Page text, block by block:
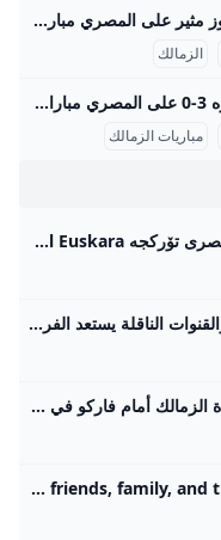
الزمالك يستعيد الصدارة بفوز مثير على المصري مباراة الزمالك أمام المصري البورسعيدي التي أقيمت على ملعب برج العرب بالإسكندرية ضمن الجولة السادسة من الدوري المصري الممتاز كانت مباراة مفصلية وحاسمة في منافسات الدوري هذا الموسم. شهد اللقاء تنافساً قوياً وأداءً فنياً عالياً من الفريقين، حيث دخل الزمالك اللقاء بقوة واضحة، وافتتح التسجيل في الدقيقة 30 عن طريق المهاجم الفلسطيني عدي الدباغ، بعد تلقيه تمريرة عرضية من ناصر ماهر ارتطمت بقدم مدافع المصري قبل أن تسكن الشباك. الزمالك كاد أن يضاعف النتيجة في الدقيقة 40 برأسية من ناصر ماهر التي مرت بجوار القائم، لينتهي الشوط الأول بتقدم الأبيض بهدف نظيف.
الزمالك
الزمالك يتصدر الدوري بفوزه 3-0 على المصري مباراة الزمالك في الموسم الحالي 2025/2026 تشكل جزءًا مهمًا من رحلة الفريق في المنافسة على عدة بطولات محلية وقارية. في الدوري المصري الممتاز، الزمالك يخوض منافسات قوية، حيث يحتل حتى الآن المركز الثاني برصيد 10 نقاط بعد أن لعب 5 مباريات، حقق الفوز في 3 منها، تعادل في واحدة وخسر أخرى، وسجل 6 أهداف مقابل 3 أهداف دخلت شباكه. هذا الأداء يجعل الفريق قريبًا من صدارة الدوري التي يحتلها فريق المصري بفارق نقطة واحدة فقط، مما يشير إلى تنافس محتدم وقوي لتصدر جدول الترتيب.
مباريات الزمالك
نادي الزمالك - ويكيبيديا 42 لغة- الدارجة مصرى تۆرکجه Català Čeština Dansk Deutsch Zazaki Ελληνικά English Español Euskara فارسی Suomi Français Galego
دوري نايل.. موعد مباراة الزمالك وفاركو والقنوات الناقلة يستعد الفريق الأول لكرة القدم بنادي الزمالك لخوض مواجهة قوية أمام نظيره فريق فاركو، يوم غد الثلاثاء 26 أغسطس 2025، ضمن منافسات الجولة الرابعة من بطولة الدوري العام. عماد مصطفى الإثنين 25/أغسطس/2025 - 02:49 م 8/25/2025 2:49:36 PM الزمالك يستعد الفريق الأول لكرة القدم بنادي الزمالك لخوض مواجهة قوية أمام نظيره فريق فاركو،غدًا الثلاثاء 26 أغسطس 2025، ضمن منافسات الجولة الرابعة من بطولة الدوري العام. موعد مباراة الزمالك وفاركو تنطلق مباراة الزمالك وفاركو مساء يوم غد الثلاثاء 26 من شهر أغسطس الجاري، في تمام الساعة التاسعة مساء بتوقيت مصر والمملكة العربية السعودية، وفي تمام الساعة العاشرة مساء بتوقيت دولة الإمارات العربية المتحدة.
اتحاد الكرة يعلن حكم مباراة الزمالك أمام فاركو في الدوري.. إختيار مفاجئ لميس عليأغسطس 25, 2025 0 أغسطس 25, 2025أغسطس 25, 2025أغسطس 25, 2025أغسطس 24, 2025
- YouTube Enjoy the videos and music you love, upload original content, and share it all with friends, family, and the world on YouTube.